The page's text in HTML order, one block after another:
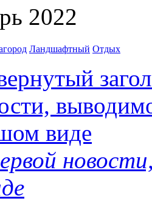
2022
Ландшафтный Отдых